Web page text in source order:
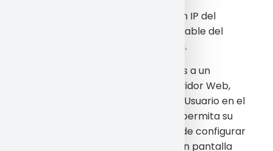
Las cookies recopilan la dirección IP del
usuario siendo Google el responsable del
tratamiento de esta información.
Las cookies son ficheros enviados a un
navegador, por medio de un servidor Web,
para registrar la navegación del Usuario en el
Espacio Web, cuando el Usuario permita su
recepción. Si usted lo desea puede configurar
su navegador para ser avisado en pantalla